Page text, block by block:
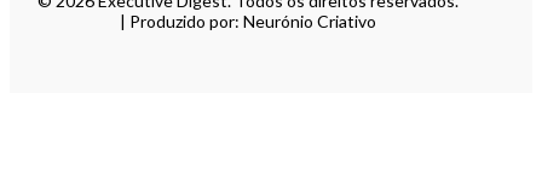
| Produzido por: Neurónio Criativo